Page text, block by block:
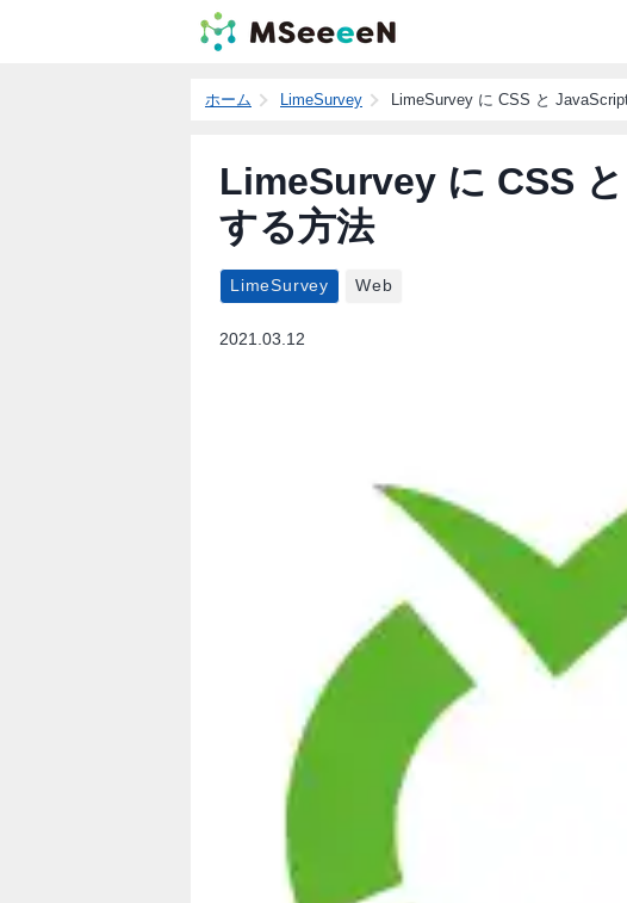
ホーム LimeSurvey LimeSurvey に CSS と
LimeSurvey に CSS
する方法
LimeSurvey Web
2021.03.12